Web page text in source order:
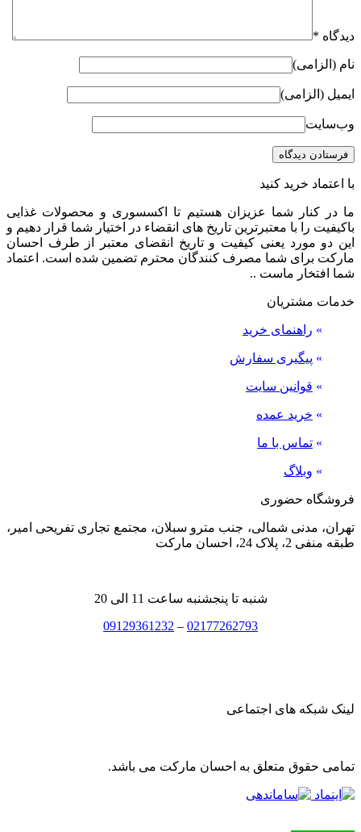
دیدگاه *
نام (الزامی)
ایمیل (الزامی)
وب‌سایت
با اعتماد خرید کنید
ما در کنار شما عزیزان هستیم تا اکسسوری و محصولات غذایی
باکیفیت را با معتبرترین تاریخ های انقضاء در اختیار شما قرار دهیم و
این دو مورد یعنی کیفیت و تاریخ انقضای معتبر از طرف احسان
مارکت برای شما مصرف کنندگان محترم تضمین شده است. اعتماد
شما افتخار ماست ..
خدمات مشتریان
» راهنمای خرید
» پیگیری سفارش
» قوانین سایت
» خرید عمده
» تماس با ما
» وبلاگ
فروشگاه حضوری
تهران، مدنی شمالی، جنب مترو سبلان، مجتمع تجاری تفریحی امیر،
طبقه منفی 2، پلاک 24، احسان مارکت
شنبه تا پنجشنبه ساعت 11 الی 20
02177262793
–
09129361232
لینک شبکه های اجتماعی
تمامی حقوق متعلق به احسان مارکت می باشد.